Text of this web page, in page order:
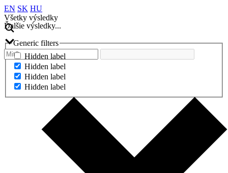
EN SK HU
Všetky výsledky
Ďalšie výsledky...
Generic filters
Hidden label
Hidden label
Hidden label
Hidden label